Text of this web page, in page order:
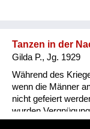
Tanzen in der
Gilda P., Jg. 1929
Während des
wenn die Männer
nicht gefeiert
wurden